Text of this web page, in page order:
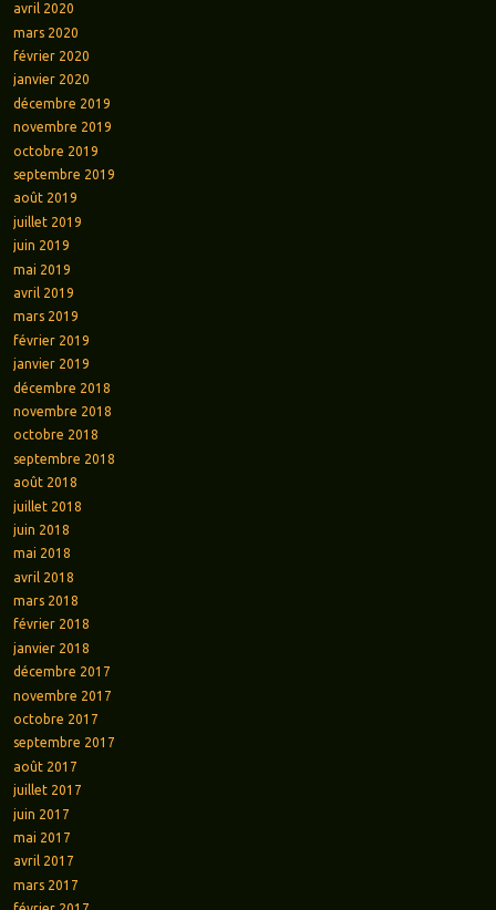
avril 2020
mars 2020
février 2020
janvier 2020
décembre 2019
novembre 2019
octobre 2019
septembre 2019
août 2019
juillet 2019
juin 2019
mai 2019
avril 2019
mars 2019
février 2019
janvier 2019
décembre 2018
novembre 2018
octobre 2018
septembre 2018
août 2018
juillet 2018
juin 2018
mai 2018
avril 2018
mars 2018
février 2018
janvier 2018
décembre 2017
novembre 2017
octobre 2017
septembre 2017
août 2017
juillet 2017
juin 2017
mai 2017
avril 2017
mars 2017